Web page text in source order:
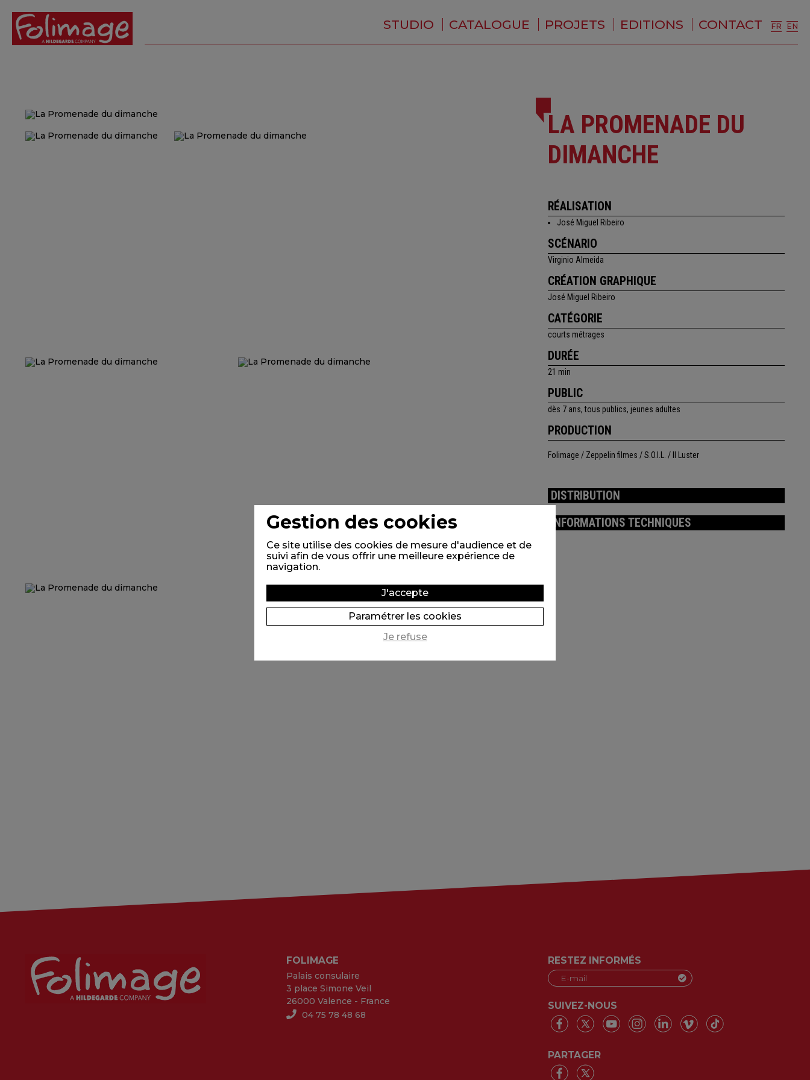
STUDIO
QUI SOMMES-NOUS ?
CATALOGUE PROJETS EDITIONS CONTACT FR EN
LA PROMENADE DU
DIMANCHE
RÉALISATION
José Miguel Ribeiro
SCÉNARIO
Virginio Almeida
CRÉATION GRAPHIQUE
José Miguel Ribeiro
CATÉGORIE
courts métrages
DURÉE
21 min
PUBLIC
dès 7 ans, tous publics, jeunes adultes
PRODUCTION
Folimage / Zeppelin filmes / S.O.I.L. / Il Luster
DISTRIBUTION
INFORMATIONS TECHNIQUES
FOLIMAGE
Palais consulaire
3 place Simone Veil
26000 Valence - France
04 75 78 48 68
RESTEZ INFORMÉS
SUIVEZ-NOUS
PARTAGER
Gestion des cookies
Ce site utilise des cookies de mesure d'audience et de
suivi afin de vous offrir une meilleure expérience de
navigation.
J'accepte
Paramétrer les cookies
Je refuse